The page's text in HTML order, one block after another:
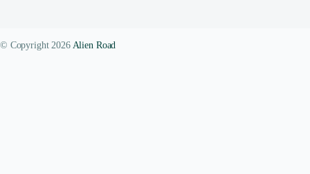
© Copyright 2026 Alien Road